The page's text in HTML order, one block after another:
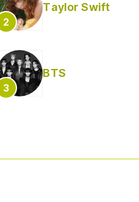
Taylor Swift
BTS